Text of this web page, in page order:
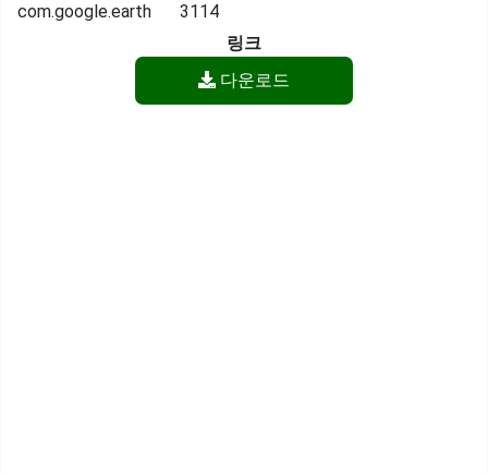
com.google.earth
3114
링크
다운로드